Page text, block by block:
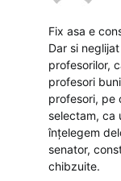
Fix asa e
Dar si
profesorilor,
profesori
profesori, pe
selectam, ca
înțelegem
senator,
chibzuite.